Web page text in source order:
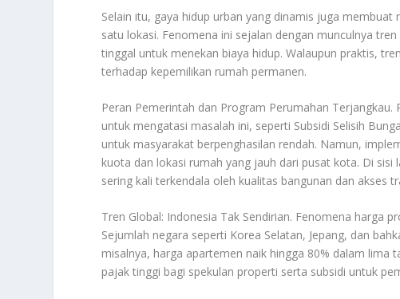
Selain itu, gaya hidup urban yang dinamis juga
satu lokasi. Fenomena ini sejalan dengan munculnya
tinggal untuk menekan biaya hidup. Walaupun praktis,
terhadap kepemilikan rumah permanen.
Peran Pemerintah dan Program Perumahan
untuk mengatasi masalah ini, seperti Subsidi Selisih
untuk masyarakat berpenghasilan rendah. Namun,
kuota dan lokasi rumah yang jauh dari pusat kota. Di
sering kali terkendala oleh kualitas bangunan dan akses
Tren Global: Indonesia Tak Sendirian. Fenomena harga
Sejumlah negara seperti Korea Selatan, Jepang, dan
misalnya, harga apartemen naik hingga 80% dalam
pajak tinggi bagi spekulan properti serta subsidi untuk